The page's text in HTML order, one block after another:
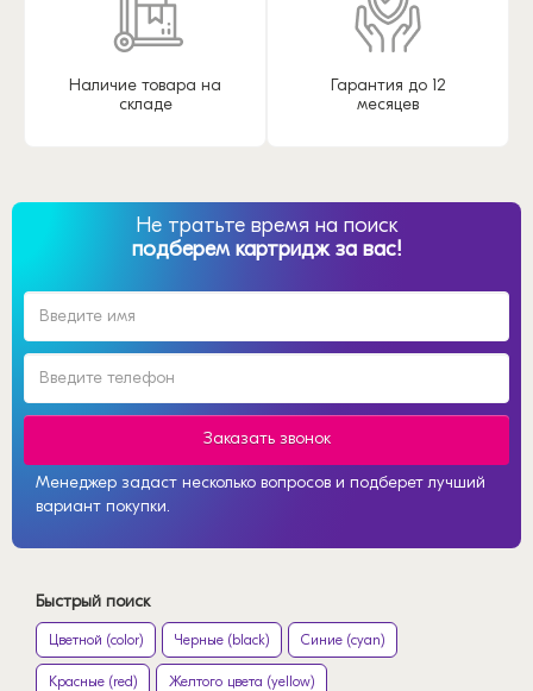
Наличие товара на
складе
Гарантия до 12
месяцев
Не тратьте время на поиск
подберем картридж за вас!
Заказать звонок
Менеджер задаст несколько вопросов и подберет лучший
вариант покупки.
Быстрый поиск
Цветной (color) Черные (black) Синие (cyan)
Красные (red) Желтого цвета (yellow)